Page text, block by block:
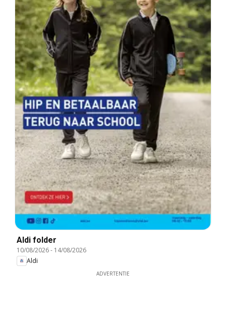
Aldi folder
10/08/2026- 14/08/2026
Aldi
ADVERTENTIE